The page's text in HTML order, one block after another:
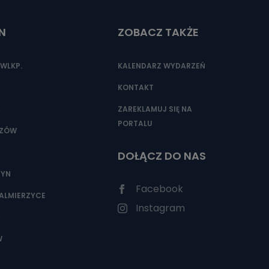
ze
ZOBACZ TAKŻE
KALENDARZ WYDARZEŃ
KONTAKT
ZAREKLAMUJ SIĘ NA
PORTALU
DOŁĄCZ DO NAS
Facebook
Instagram